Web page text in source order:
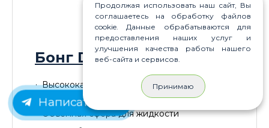
Бонг Dr.Green Bulb
Высококачественное термостойкое
боросиликатное стекло
Объёмная сфера для жидкости
Написать нам
Продолжая использовать наш сайт, Вы
соглашаетесь на обработку файлов
cookie. Данные обрабатываются для
предоставления наших услуг и
улучшения качества работы нашего
веб-сайта и сервисов.
Принимаю